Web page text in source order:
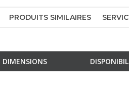
PRODUITS SIMILAIRES
DIMENSIONS